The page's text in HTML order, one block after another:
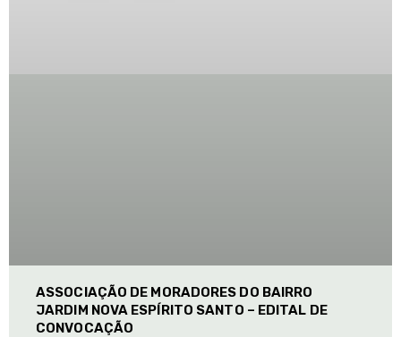
ASSOCIAÇÃO DE MORADORES DO BAIRRO
JARDIM NOVA ESPÍRITO SANTO – EDITAL DE
CONVOCAÇÃO